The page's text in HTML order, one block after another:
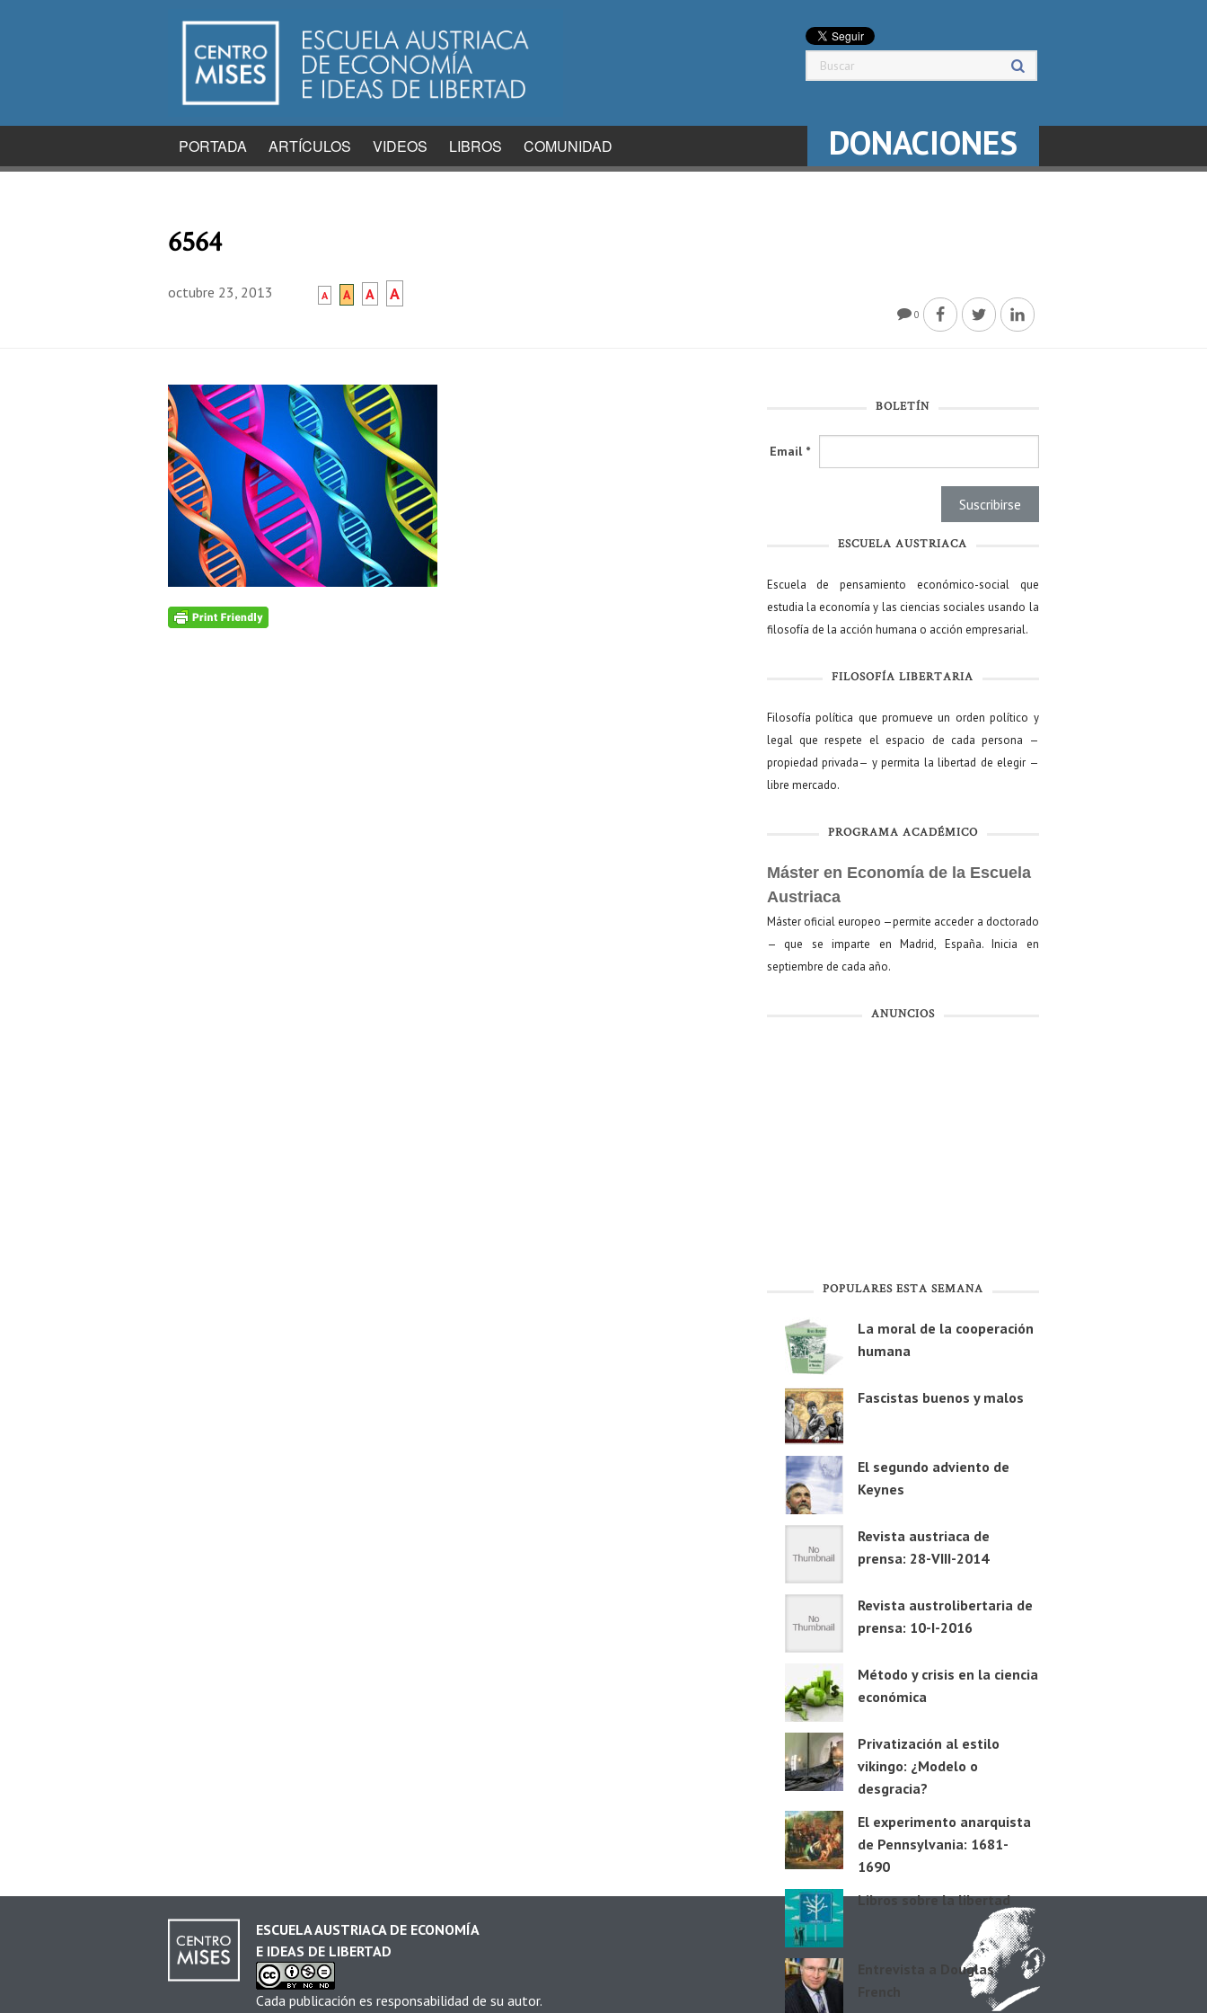
PORTADA ARTÍCULOS VIDEOS LIBROS COMUNIDAD DONACIONES
6564
octubre 23, 2013 A A A A
0
BOLETÍN
Email *
ESCUELA AUSTRIACA
Escuela de pensamiento económico-social que
estudia la economía y las ciencias sociales usando la
filosofía de la acción humana o acción empresarial.
FILOSOFÍA LIBERTARIA
Filosofía política que promueve un orden político y
legal que respete el espacio de cada persona —
propiedad privada— y permita la libertad de elegir —
libre mercado.
PROGRAMA ACADÉMICO
Máster en Economía de la Escuela
Austriaca
Máster oficial europeo —permite acceder a doctorado
— que se imparte en Madrid, España. Inicia en
septiembre de cada año.
ANUNCIOS
POPULARES ESTA SEMANA
La moral de la cooperación
humana
Fascistas buenos y malos
El segundo adviento de
Keynes
Revista austriaca de
prensa: 28-VIII-2014
Revista austrolibertaria de
prensa: 10-I-2016
Método y crisis en la ciencia
económica
Privatización al estilo
vikingo: ¿Modelo o
desgracia?
El experimento anarquista
de Pennsylvania: 1681-
1690
Libros sobre la libertad
Entrevista a Douglas
ESCUELA AUSTRIACA DE ECONOMÍA
E IDEAS DE LIBERTAD
Cada publicación es responsabilidad de su autor.